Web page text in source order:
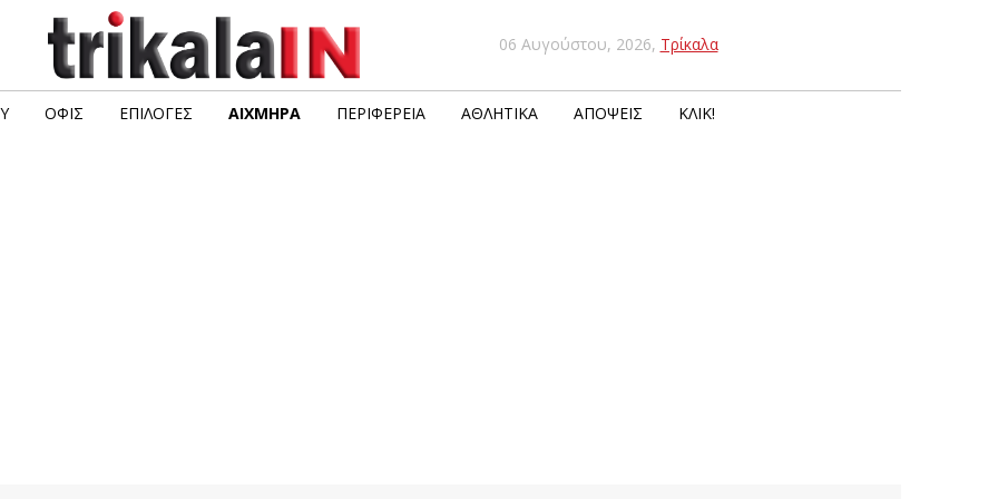
06 Αυγούστου, 2026, Τρίκαλα
ΟΦΙΣ ΕΠΙΛΟΓΈΣ ΑΙΧΜΗΡΆ ΠΕΡΙΦΈΡΕΙΑ ΑΘΛΗΤΙΚΆ ΑΠΌΨΕΙΣ ΚΛΙΚ!